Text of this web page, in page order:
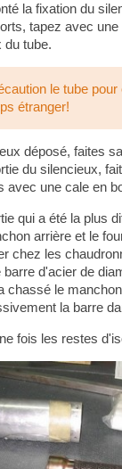
la fixation du
tapez avec
du tube.
le tube pour
étranger!
déposé, faites
du silencieux,
avec une cale en
qui a été la plus
arrière et le
chez les
barre d'acier de
chassé le
la barre
fois les restes